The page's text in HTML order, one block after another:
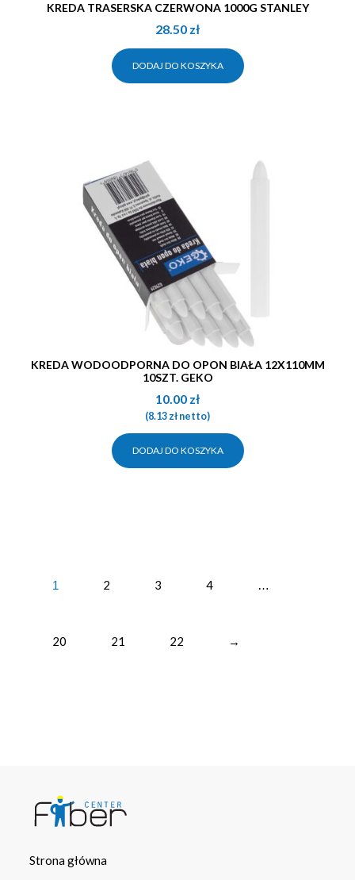
KREDA TRASERSKA CZERWONA 1000G STANLEY
28.50 zł
DODAJ DO KOSZYKA
KREDA WODOODPORNA DO OPON BIAŁA 12X110MM
10SZT. GEKO
10.00 zł
(8.13złnetto)
DODAJ DO KOSZYKA
1 2 3 4 …
20 21 22 →
Strona główna